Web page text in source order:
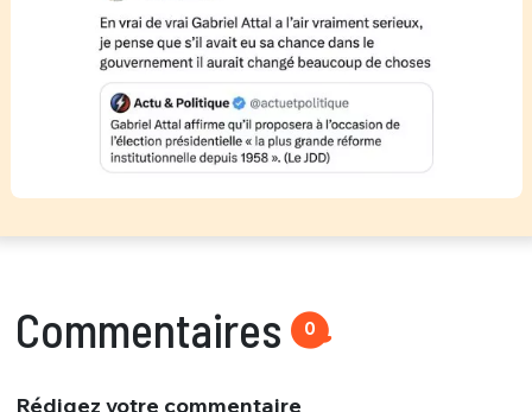
Commentaires 0
Rédigez votre commentaire